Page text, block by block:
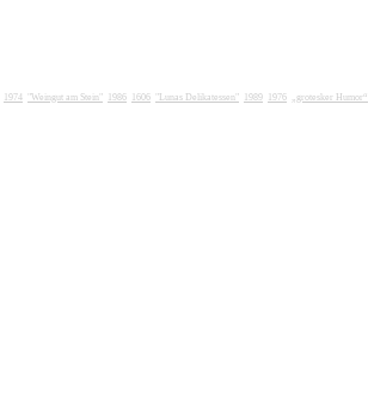
1974 "Weingut am Stein" 1986 1606 "Lunas Delikatessen" 1989 1976 „grotesker Humor“